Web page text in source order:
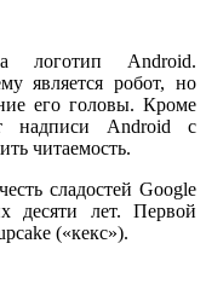
логотип Android.
является робот, но
его головы. Кроме
надписи Android с
читаемость.
сладостей Google
десяти лет. Первой
(«кекс»).